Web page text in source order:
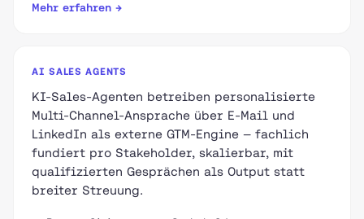
Mehr erfahren →
AI SALES AGENTS
KI-Sales-Agenten betreiben personalisierte
Multi-Channel-Ansprache über E-Mail und
LinkedIn als externe GTM-Engine — fachlich
fundiert pro Stakeholder, skalierbar, mit
qualifizierten Gesprächen als Output statt
breiter Streuung.